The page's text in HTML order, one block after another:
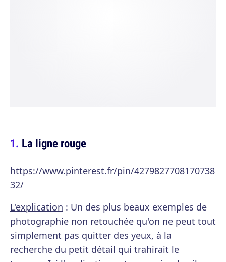
La ligne rouge
https://www.pinterest.fr/pin/4279827708170738
32/
L'explication : Un des plus beaux exemples de
photographie non retouchée qu'on ne peut tout
simplement pas quitter des yeux, à la
recherche du petit détail qui trahirait le